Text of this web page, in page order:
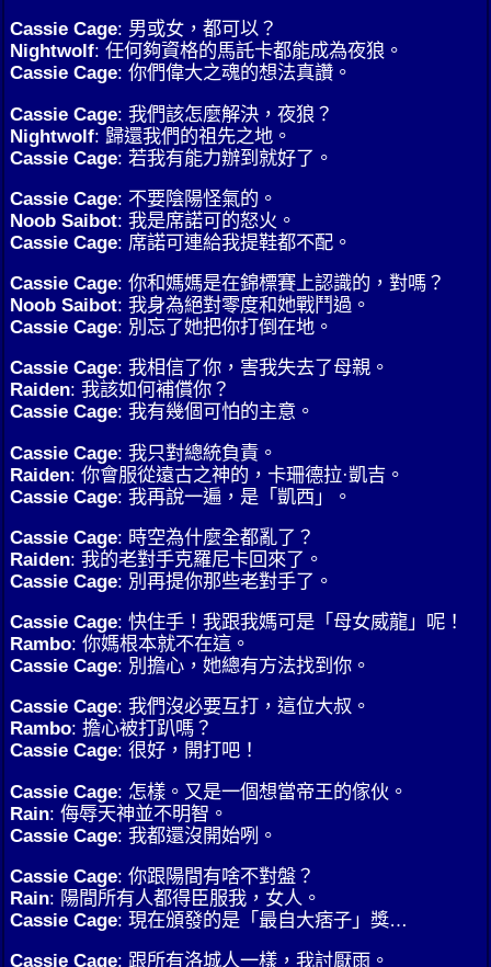
Cassie Cage: 男或女，都可以？
Nightwolf: 任何夠資格的馬託卡都能成為夜狼。
Cassie Cage: 你們偉大之魂的想法真讚。
Cassie Cage: 我們該怎麼解決，夜狼？
Nightwolf: 歸還我們的祖先之地。
Cassie Cage: 若我有能力辦到就好了。
Cassie Cage: 不要陰陽怪氣的。
Noob Saibot: 我是席諾可的怒火。
Cassie Cage: 席諾可連給我提鞋都不配。
Cassie Cage: 你和媽媽是在錦標賽上認識的，對嗎？
Noob Saibot: 我身為絕對零度和她戰鬥過。
Cassie Cage: 別忘了她把你打倒在地。
Cassie Cage: 我相信了你，害我失去了母親。
Raiden: 我該如何補償你？
Cassie Cage: 我有幾個可怕的主意。
Cassie Cage: 我只對總統負責。
Raiden: 你會服從遠古之神的，卡珊德拉·凱吉。
Cassie Cage: 我再說一遍，是「凱西」。
Cassie Cage: 時空為什麼全都亂了？
Raiden: 我的老對手克羅尼卡回來了。
Cassie Cage: 別再提你那些老對手了。
Cassie Cage: 快住手！我跟我媽可是「母女威龍」呢！
Rambo: 你媽根本就不在這。
Cassie Cage: 別擔心，她總有方法找到你。
Cassie Cage: 我們沒必要互打，這位大叔。
Rambo: 擔心被打趴嗎？
Cassie Cage: 很好，開打吧！
Cassie Cage: 怎樣。又是一個想當帝王的傢伙。
Rain: 侮辱天神並不明智。
Cassie Cage: 我都還沒開始咧。
Cassie Cage: 你跟陽間有啥不對盤？
Rain: 陽間所有人都得臣服我，女人。
Cassie Cage: 現在頒發的是「最自大痞子」獎…
Cassie Cage: 跟所有洛城人一樣，我討厭雨。